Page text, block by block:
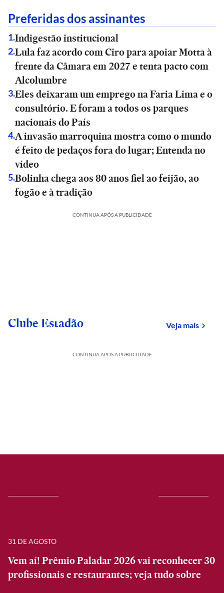
Preferidas dos assinantes
1.Indigestão institucional
2.Lula faz acordo com Ciro para apoiar Motta à
frente da Câmara em 2027 e tenta pacto com
Alcolumbre
3.Eles deixaram um emprego na Faria Lima e o
consultório. E foram a todos os parques
nacionais do País
4.A invasão marroquina mostra como o mundo
é feito de pedaços fora do lugar; Entenda no
vídeo
5.Bolinha chega aos 80 anos fiel ao feijão, ao
fogão e à tradição
CONTINUA APÓS A PUBLICIDADE
Clube Estadão Veja maissobre
CONTINUA APÓS A PUBLICIDADE
31 DE AGOSTO
Vem aí! Prêmio Paladar 2026 vai reconhecer 30
profissionais e restaurantes; veja tudo sobre